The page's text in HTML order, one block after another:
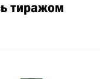
тиражом